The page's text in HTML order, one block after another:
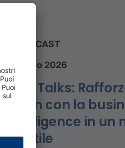
PODCAST
27 luglio 2026
CRIF Talks:
chain con la
intelligence in un
volatile